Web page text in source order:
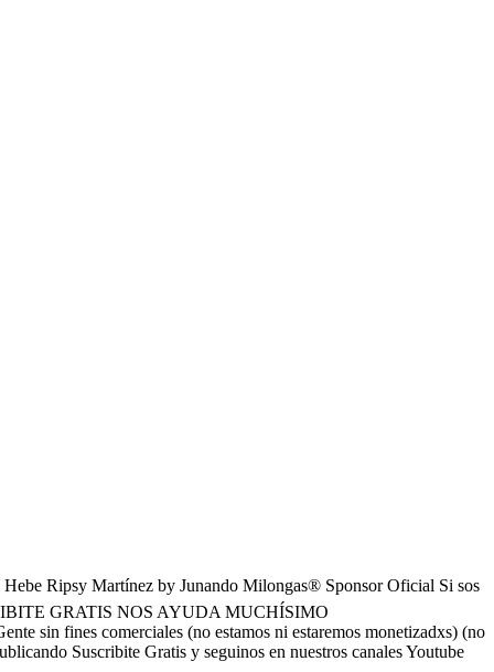
Ripsy Martínez by Junando Milongas® Sponsor Oficial Si sos
GRATIS NOS AYUDA MUCHÍSIMO
comerciales (no estamos ni estaremos monetizadxs) (no
Suscribite Gratis y seguinos en nuestros canales Youtube